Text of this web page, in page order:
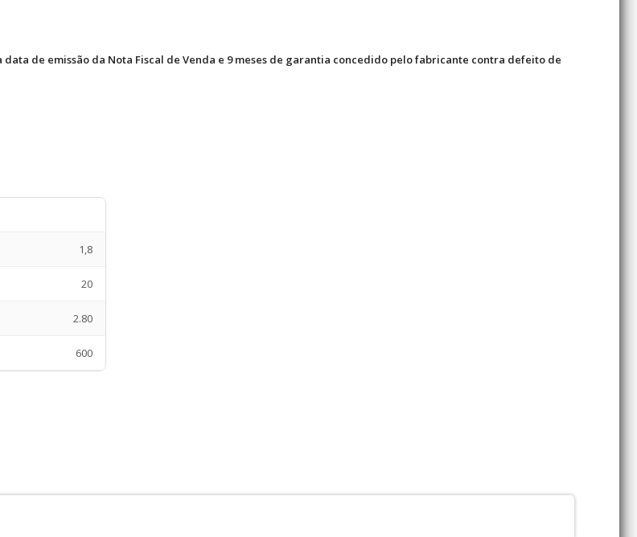
de emissão da Nota Fiscal de Venda e 9 meses de garantia concedido pelo fabricante contra defeito de
1,8
20
2.80
600